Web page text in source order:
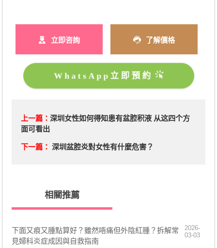
立即咨詢 了解價格
WhatsApp立即預約
上一篇： 深圳女性如何得知患有盆腔积液 从这四个方
面可看出
下一篇： 深圳盆腔炎對女性有什麼危害？
相關推薦
下面又痕又腫點算好？雖然唔痛但外陰紅腫？拆解常
見婦科炎症成因與自救指南
2026-
03-03